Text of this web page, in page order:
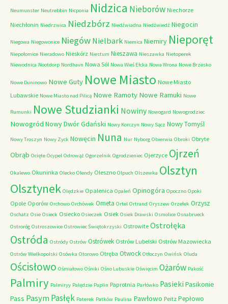
Neumunster Neutrebbin Nicponia Nidzica Nieborów Niechorze
Niechłonin Niedrzwica Niedzbórz Niedźwiadna Niedźwiedź Niegocin
Niegowa Niegowonice Niegów Nielbark Niemica Niemiry Nieporęt
Niepołomice Nieradowo Nieskórz Niestum Nieszawa Nieszawka Nietoperek
Niewodnica Nootdorp Nordhavn Nowa Sól Nowa Wieś Ełcka Nowa Wrona Nowe Brzesko
Nowe Duninowo Nowe Guty Nowe Miasto Nowe Miasto
Lubawskie Nowe Miasto nad Pilicą Nowe Ramoty Nowe Ramuki Nowe
Rumunki Nowe Studzianki Nowiny Nowogard Nowogrodziec
Nowogród Nowy Dwór Gdański Nowy Korczyn Nowy Sącz Nowy Tomyśl
Nowy Troszyn Nowy Zyck Nowęcin Nuna Nur Nyborg Obierwia Obroki Obryte
Obrąb Ocięte Ocypel Odrowąż Ogorzelnik Ogrodzieniec Ojerzyce Ojrzeń
Okalewo Okuninka Olecko Olendy Oleszno Olpuch Olszewka Olsztyn
Olsztynek Olędzkie Opalenica Opaleń Opinogóra Opoczno Opoki
Opole Oporów Orchowo Orchówek Orneta Ortel Ortrand Oryszew Orzełek Orzysz
Oschatz Osie Osieck Osiecko Osieczek Osiek Osiek Drawski Osmolice Osnabrueck
Ostroróg Ostroszowice Ostrowiec Świętokrzyski Ostrowite Ostrołęka
Ostróda Ostródy Ostrów Ostrówek Ostrów Lubelski Ostrów Mazowiecka
Ostrów Wielkopolski Osówka Otorowo Otręba Otwock Otłoczyn Owińsk Ołuda
Ościsłowo Ośmiałowo Ośniki Ośno Lubuskie Oświęcim Ożarów Pakość
Palmiry Palmiryy Palędzie Paplin Paprotnia Parłówko Pasieki Pasikonie
Pass PasymPasłęk Paterek Patków Paulina Pawłowo Peitz Pepłowo